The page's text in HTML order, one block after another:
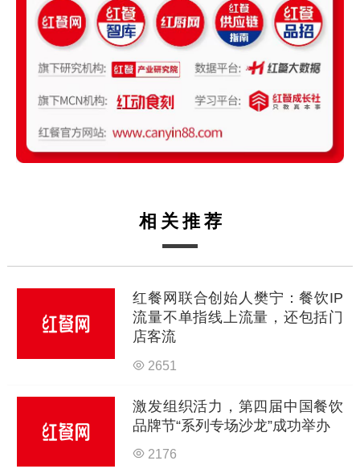
相关推荐
红餐网联合创始人樊宁：餐饮IP
流量不单指线上流量，还包括门
店客流
2651
激发组织活力，第四届中国餐饮
品牌节“系列专场沙龙”成功举办
2176